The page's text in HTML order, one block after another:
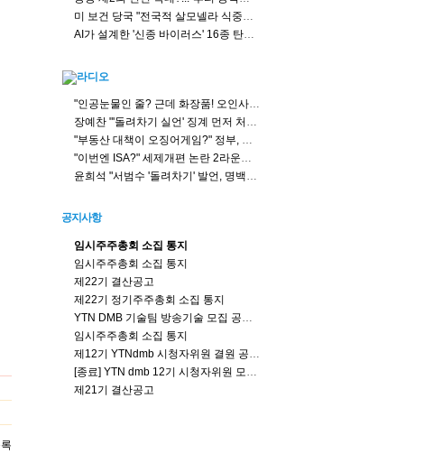
미 보건 당국 "전국적 살모넬라 식중독 원인은 멕시코산 할라피뇨"
AI가 설계한 '신종 바이러스' 16종 탄생...생물무기 악용 우려
"인공눈물인 줄? 근데 화장품! 오인사고 주의"
장예찬 "'돌려차기 실언' 징계 먼저 처리 해야...친한계? 득달 같이 달려들 땐 언제고 침묵"
"부동산 대책이 오징어게임?" 정부, 세제로 정책실험 하나?
"이번엔 ISA?" 세제개편 논란 2라운드, 투자자 불만 뭐길래?
윤희석 "서범수 '돌려차기' 발언, 명백한 잘못... 한동훈 주최자로서 고민 중"
공지사항
임시주주총회 소집 통지
임시주주총회 소집 통지
제22기 결산공고
제22기 정기주주총회 소집 통지
YTN DMB 기술팀 방송기술 모집 공고 (연장)
임시주주총회 소집 통지
제12기 YTNdmb 시청자위원 결원 공모결과
[종료] YTN dmb 12기 시청자위원 모집공고 (충원)
제21기 결산공고